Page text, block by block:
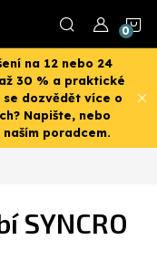
na 12 nebo 24
30 % a praktické
dozvědět více o
Napište, nebo
poradcem.
SYNCRO